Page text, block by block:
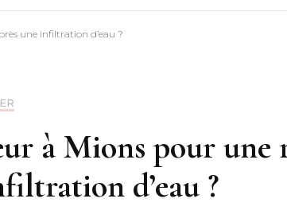
une infiltration d’eau ?
à Mions pour une
d’eau ?